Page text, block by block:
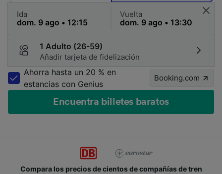
Ida Vuelta
1 Adulto (26-59)
Añadir tarjeta de fidelización
Ahorra hasta un 20 % en
estancias con Genius
Booking.com
Encuentra billetes baratos
Compara los precios de cientos de compañías de tren